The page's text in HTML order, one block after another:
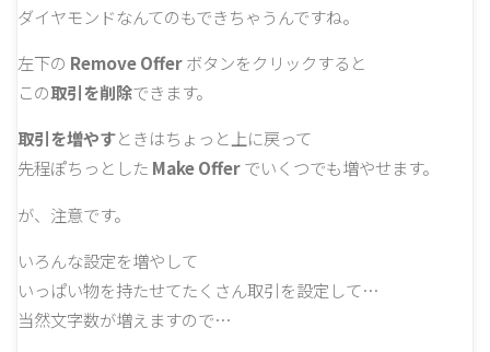
ダイヤモンドなんてのもできちゃうんですね。
左下の Remove Offerボタンをクリックすると
この取引を削除できます。
取引を増やすときはちょっと上に戻って
先程ぽちっとした Make Offerでいくつでも増やせます。
が、注意です。
いろんな設定を増やして
いっぱい物を持たせてたくさん取引を設定して…
当然文字数が増えますので…